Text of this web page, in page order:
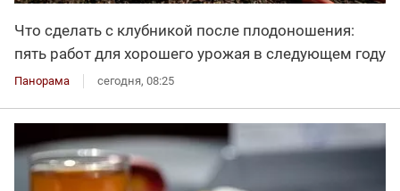
Что сделать с клубникой после плодоношения:
пять работ для хорошего урожая в следующем году
Панорама сегодня, 08:25